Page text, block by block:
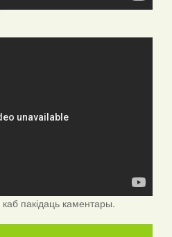
каб пакідаць каментары.